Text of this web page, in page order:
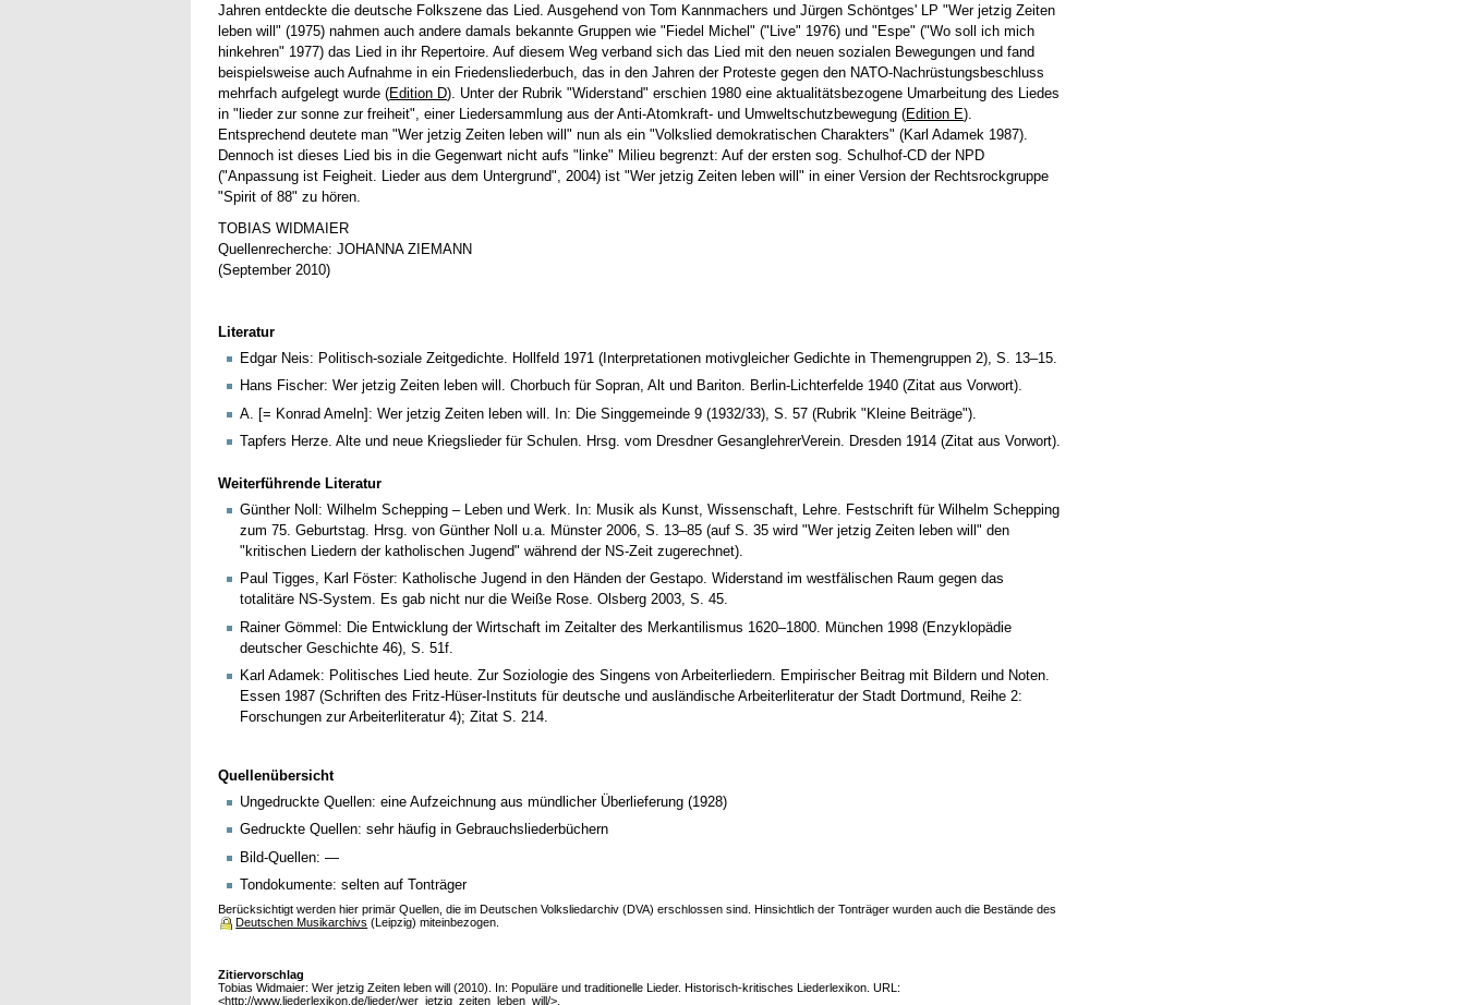
Jahren entdeckte die deutsche Folkszene das Lied. Ausgehend von Tom Kannmachers und Jürgen Schöntges' LP "Wer jetzig Zeiten
leben will" (1975) nahmen auch andere damals bekannte Gruppen wie "Fiedel Michel" ("Live" 1976) und "Espe" ("Wo soll ich mich
hinkehren" 1977) das Lied in ihr Repertoire. Auf diesem Weg verband sich das Lied mit den neuen sozialen Bewegungen und fand
beispielsweise auch Aufnahme in ein Friedensliederbuch, das in den Jahren der Proteste gegen den NATO-Nachrüstungsbeschluss
mehrfach aufgelegt wurde (Edition D). Unter der Rubrik "Widerstand" erschien 1980 eine aktualitätsbezogene Umarbeitung des Liedes
in "lieder zur sonne zur freiheit", einer Liedersammlung aus der Anti-Atomkraft- und Umweltschutzbewegung (Edition E).
Entsprechend deutete man "Wer jetzig Zeiten leben will" nun als ein "Volkslied demokratischen Charakters" (Karl Adamek 1987).
Dennoch ist dieses Lied bis in die Gegenwart nicht aufs "linke" Milieu begrenzt: Auf der ersten sog. Schulhof-CD der NPD
("Anpassung ist Feigheit. Lieder aus dem Untergrund", 2004) ist "Wer jetzig Zeiten leben will" in einer Version der Rechtsrockgruppe
"Spirit of 88" zu hören.
TOBIAS WIDMAIER
Quellenrecherche: JOHANNA ZIEMANN
(September 2010)
Literatur
Edgar Neis: Politisch-soziale Zeitgedichte. Hollfeld 1971 (Interpretationen motivgleicher Gedichte in Themengruppen 2), S. 13–15.
Hans Fischer: Wer jetzig Zeiten leben will. Chorbuch für Sopran, Alt und Bariton. Berlin-Lichterfelde 1940 (Zitat aus Vorwort).
A. [= Konrad Ameln]: Wer jetzig Zeiten leben will. In: Die Singgemeinde 9 (1932/33), S. 57 (Rubrik "Kleine Beiträge").
Tapfers Herze. Alte und neue Kriegslieder für Schulen. Hrsg. vom Dresdner GesanglehrerVerein. Dresden 1914 (Zitat aus Vorwort).
Weiterführende Literatur
Günther Noll: Wilhelm Schepping – Leben und Werk. In: Musik als Kunst, Wissenschaft, Lehre. Festschrift für Wilhelm Schepping
zum 75. Geburtstag. Hrsg. von Günther Noll u.a. Münster 2006, S. 13–85 (auf S. 35 wird "Wer jetzig Zeiten leben will" den
"kritischen Liedern der katholischen Jugend" während der NS-Zeit zugerechnet).
Paul Tigges, Karl Föster: Katholische Jugend in den Händen der Gestapo. Widerstand im westfälischen Raum gegen das
totalitäre NS-System. Es gab nicht nur die Weiße Rose. Olsberg 2003, S. 45.
Rainer Gömmel: Die Entwicklung der Wirtschaft im Zeitalter des Merkantilismus 1620–1800. München 1998 (Enzyklopädie
deutscher Geschichte 46), S. 51f.
Karl Adamek: Politisches Lied heute. Zur Soziologie des Singens von Arbeiterliedern. Empirischer Beitrag mit Bildern und Noten.
Essen 1987 (Schriften des Fritz-Hüser-Instituts für deutsche und ausländische Arbeiterliteratur der Stadt Dortmund, Reihe 2:
Forschungen zur Arbeiterliteratur 4); Zitat S. 214.
Quellenübersicht
Ungedruckte Quellen: eine Aufzeichnung aus mündlicher Überlieferung (1928)
Gedruckte Quellen: sehr häufig in Gebrauchsliederbüchern
Bild-Quellen: —
Tondokumente: selten auf Tonträger
Berücksichtigt werden hier primär Quellen, die im Deutschen Volksliedarchiv (DVA) erschlossen sind. Hinsichtlich der Tonträger wurden auch die Bestände des
Deutschen Musikarchivs (Leipzig) miteinbezogen.
Zitiervorschlag
Tobias Widmaier: Wer jetzig Zeiten leben will (2010). In: Populäre und traditionelle Lieder. Historisch-kritisches Liederlexikon. URL:
<http://www.liederlexikon.de/lieder/wer_jetzig_zeiten_leben_will/>.